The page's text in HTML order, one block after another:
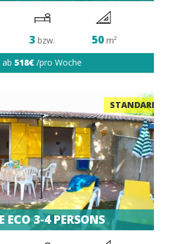
3 bzw. 50m²
ab518€ /pro Woche
STANDARD
ECO 3-4 PERSONS